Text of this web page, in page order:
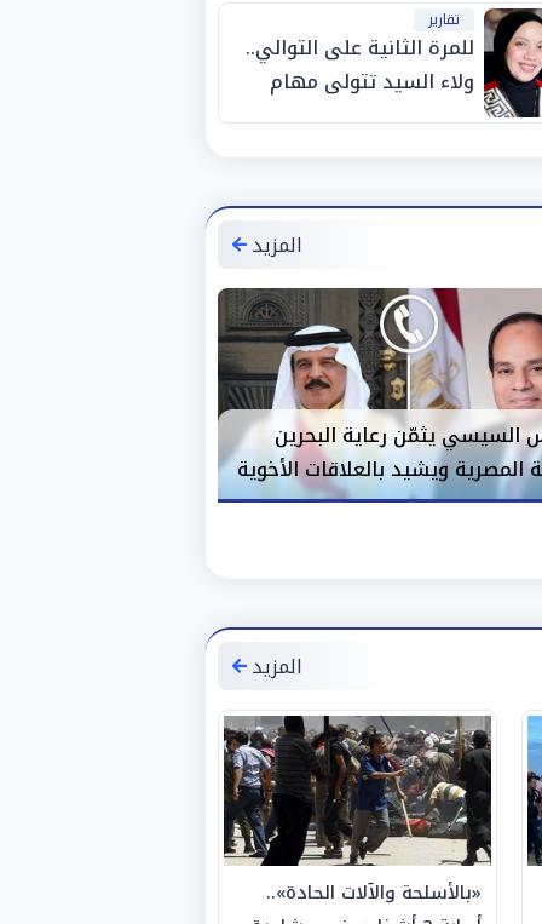
تقارير
للمرة الثانية على التوالي..
ولاء السيد تتولى مهام
المنسق الإعلامي لمهرجان
المزيد
السيسي يثمّن رعاية البحرين
المصرية ويشيد بالعلاقات الأخوية
المزيد
«بالأسلحة والآلات الحادة»..